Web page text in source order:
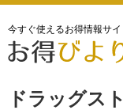
今すぐ使えるお得情報サイ
ドラッグス